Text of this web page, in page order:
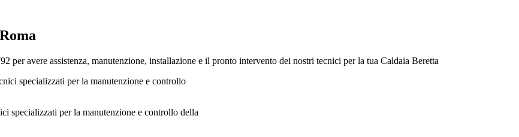
avere assistenza, manutenzione, installazione e il pronto intervento dei nostri tecnici per la tua Caldaia Beretta
specializzati per la manutenzione e controllo della